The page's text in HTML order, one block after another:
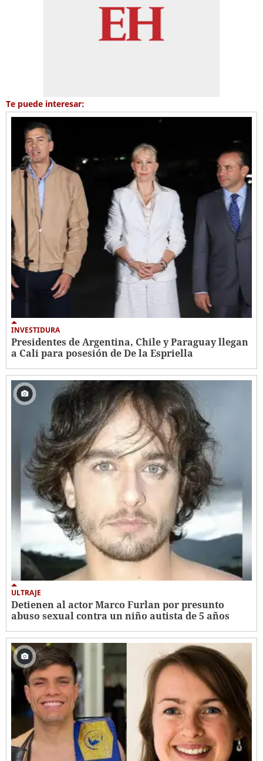
Te puede interesar:
INVESTIDURA
Presidentes de Argentina, Chile y Paraguay llegan
a Cali para posesión de De la Espriella
ULTRAJE
Detienen al actor Marco Furlan por presunto
abuso sexual contra un niño autista de 5 años